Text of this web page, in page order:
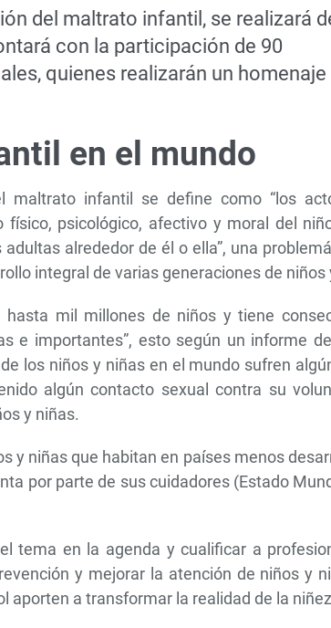
del maltrato infantil, se realizará
con la participación de 90
quienes realizarán un homenaje
en el mundo
maltrato infantil se define como “los
psicológico, afectivo y moral del
alrededor de él o ella”, una
integral de varias generaciones de niños
mil millones de niños y tiene
e importantes”, esto según un informe
los niños y niñas en el mundo sufren
algún contacto sexual contra su
y niñas.
y niñas que habitan en países menos
por parte de sus cuidadores (Estado
tema en la agenda y cualificar a
y mejorar la atención de niños y
aporten a transformar la realidad de la